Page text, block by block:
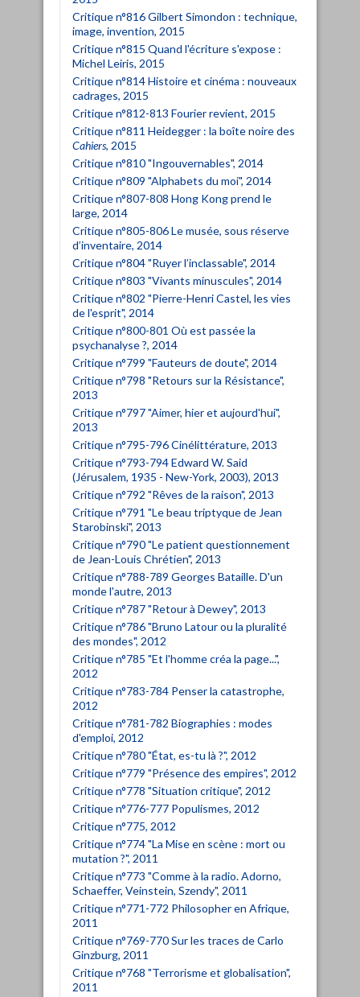
Critique n°816 Gilbert Simondon : technique,
image, invention, 2015
Critique n°815 Quand l'écriture s'expose :
Michel Leiris, 2015
Critique n°814 Histoire et cinéma : nouveaux
cadrages, 2015
Critique n°812-813 Fourier revient, 2015
Critique n°811 Heidegger : la boîte noire des
Cahiers, 2015
Critique n°810 "Ingouvernables", 2014
Critique n°809 "Alphabets du moi", 2014
Critique n°807-808 Hong Kong prend le
large, 2014
Critique n°805-806 Le musée, sous réserve
d’inventaire, 2014
Critique n°804 "Ruyer l’inclassable", 2014
Critique n°803 "Vivants minuscules", 2014
Critique n°802 "Pierre-Henri Castel, les vies
de l'esprit", 2014
Critique n°800-801 Où est passée la
psychanalyse ?, 2014
Critique n°799 "Fauteurs de doute", 2014
Critique n°798 "Retours sur la Résistance",
2013
Critique n°797 "Aimer, hier et aujourd'hui",
2013
Critique n°795-796 Cinélittérature, 2013
Critique n°793-794 Edward W. Said
(Jérusalem, 1935 - New-York, 2003), 2013
Critique n°792 "Rêves de la raison", 2013
Critique n°791 "Le beau triptyque de Jean
Starobinski", 2013
Critique n°790 "Le patient questionnement
de Jean-Louis Chrétien", 2013
Critique n°788-789 Georges Bataille. D'un
monde l'autre, 2013
Critique n°787 "Retour à Dewey", 2013
Critique n°786 "Bruno Latour ou la pluralité
des mondes", 2012
Critique n°785 "Et l'homme créa la page...",
2012
Critique n°783-784 Penser la catastrophe,
2012
Critique n°781-782 Biographies : modes
d'emploi, 2012
Critique n°780 "État, es-tu là ?", 2012
Critique n°779 "Présence des empires", 2012
Critique n°778 "Situation critique", 2012
Critique n°776-777 Populismes, 2012
Critique n°775, 2012
Critique n°774 "La Mise en scène : mort ou
mutation ?", 2011
Critique n°773 "Comme à la radio. Adorno,
Schaeffer, Veinstein, Szendy", 2011
Critique n°771-772 Philosopher en Afrique,
2011
Critique n°769-770 Sur les traces de Carlo
Ginzburg, 2011
Critique n°768 "Terrorisme et globalisation",
2011